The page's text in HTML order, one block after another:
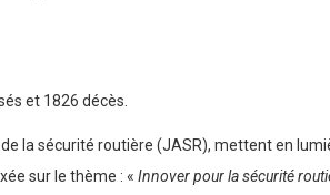
et 1826 décès.
la sécurité routière (JASR), mettent en
sur le thème : « Innover pour la sécurité